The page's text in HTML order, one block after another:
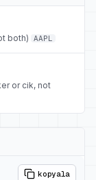
both) AAPL
or cik, not
kopyala